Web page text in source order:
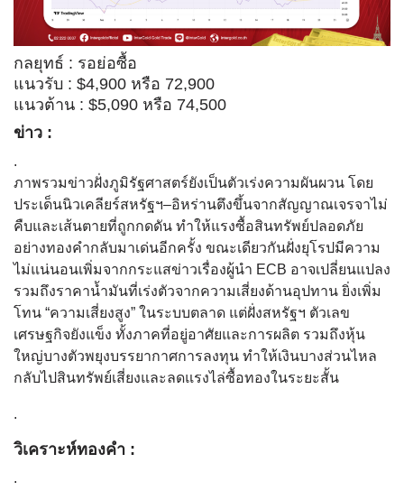
กลยุทธ์ : รอย่อซื้อ
แนวรับ : $4,900 หรือ 72,900
แนวต้าน : $5,090 หรือ 74,500
ข่าว :
.
ภาพรวมข่าวฝั่งภูมิรัฐศาสตร์ยังเป็นตัวเร่งความผันผวน โดย
ประเด็นนิวเคลียร์สหรัฐฯ–อิหร่านตึงขึ้นจากสัญญาณเจรจาไม่
คืบและเส้นตายที่ถูกกดดัน ทำให้แรงซื้อสินทรัพย์ปลอดภัย
อย่างทองคำกลับมาเด่นอีกครั้ง ขณะเดียวกันฝั่งยุโรปมีความ
ไม่แน่นอนเพิ่มจากกระแสข่าวเรื่องผู้นำ ECB อาจเปลี่ยนแปลง
รวมถึงราคาน้ำมันที่เร่งตัวจากความเสี่ยงด้านอุปทาน ยิ่งเพิ่ม
โทน “ความเสี่ยงสูง” ในระบบตลาด แต่ฝั่งสหรัฐฯ ตัวเลข
เศรษฐกิจยังแข็ง ทั้งภาคที่อยู่อาศัยและการผลิต รวมถึงหุ้น
ใหญ่บางตัวพยุงบรรยากาศการลงทุน ทำให้เงินบางส่วนไหล
กลับไปสินทรัพย์เสี่ยงและลดแรงไล่ซื้อทองในระยะสั้น
.
วิเคราะห์ทองคำ :
.